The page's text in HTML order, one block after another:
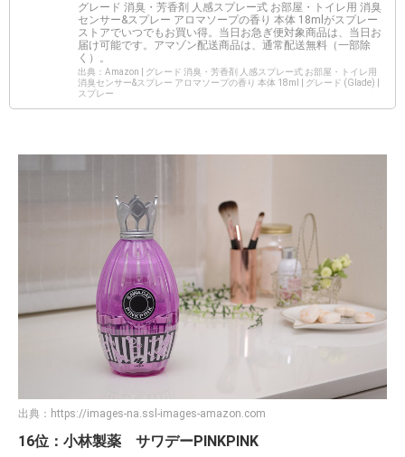
グレード 消臭・芳香剤 人感スプレー式 お部屋・トイレ用 消臭
センサー&スプレー アロマソープの香り 本体 18mlがスプレー
ストアでいつでもお買い得。当日お急ぎ便対象商品は、当日お
届け可能です。アマゾン配送商品は、通常配送無料（一部除
く）。
出典：Amazon | グレード 消臭・芳香剤 人感スプレー式 お部屋・トイレ用
消臭センサー&スプレー アロマソープの香り 本体 18ml | グレード (Glade) |
スプレー
出典： https://images-na.ssl-images-amazon.com
16位：小林製薬 サワデーPINKPINK